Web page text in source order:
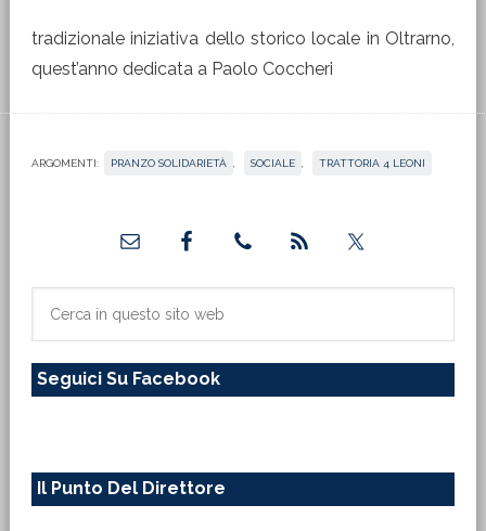
tradizionale iniziativa dello storico locale in Oltrarno,
quest’anno dedicata a Paolo Coccheri
ARGOMENTI: PRANZO SOLIDARIETÀ SOCIALE TRATTORIA 4 LEONI
primaria
sito
Seguici Su Facebook
Il Punto Del Direttore